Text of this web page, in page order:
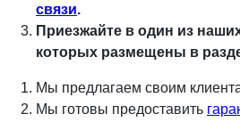
связи.
Приезжайте в один из
которых размещены в
Мы предлагаем своим
Мы готовы предоставить